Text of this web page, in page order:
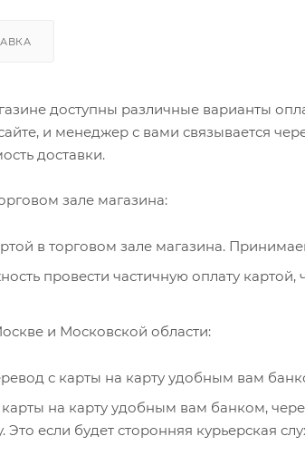
доступны различные варианты
и менеджер с вами связывается
доставки.
зале магазина:
в торговом зале магазина.
провести частичную оплату картой,
и Московской области:
с карты на карту удобным вам
карты на карту удобным вам банком,
Это если будет сторонняя курьерская